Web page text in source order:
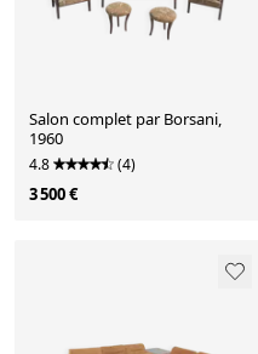
Salon complet par Borsani,
1960
4.8 (4)
3 500 €